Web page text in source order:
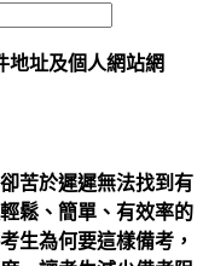
地址及個人網站網
苦於遲遲無法找到有
鬆、簡單、有效率的
生為何要這樣備考，